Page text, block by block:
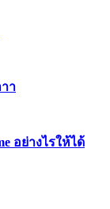
า
อย่างไรให้ได้